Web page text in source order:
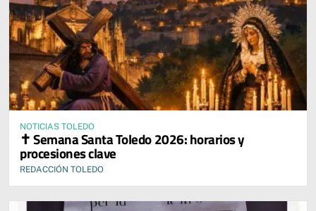
NOTICIAS TOLEDO
✝️ Semana Santa Toledo 2026: horarios y
procesiones clave
REDACCIÓN TOLEDO